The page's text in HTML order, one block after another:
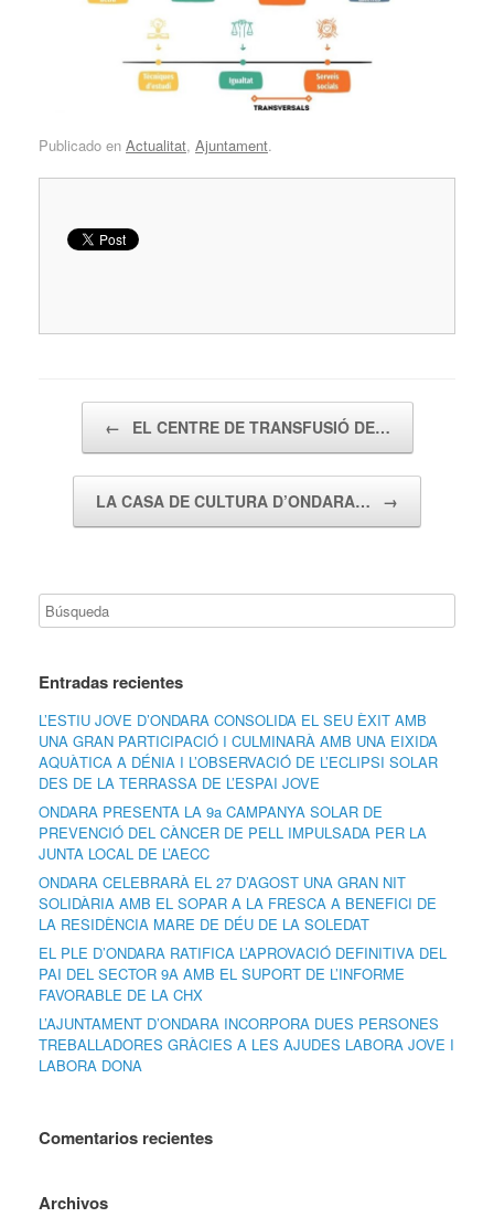
Publicado en Actualitat, Ajuntament.
← EL CENTRE DE TRANSFUSIÓ DE…
LA CASA DE CULTURA D’ONDARA… →
Entradas recientes
L’ESTIU JOVE D’ONDARA CONSOLIDA EL SEU ÈXIT AMB
UNA GRAN PARTICIPACIÓ I CULMINARÀ AMB UNA EIXIDA
AQUÀTICA A DÉNIA I L’OBSERVACIÓ DE L’ECLIPSI SOLAR
DES DE LA TERRASSA DE L’ESPAI JOVE
ONDARA PRESENTA LA 9a CAMPANYA SOLAR DE
PREVENCIÓ DEL CÀNCER DE PELL IMPULSADA PER LA
JUNTA LOCAL DE L’AECC
ONDARA CELEBRARÀ EL 27 D’AGOST UNA GRAN NIT
SOLIDÀRIA AMB EL SOPAR A LA FRESCA A BENEFICI DE
LA RESIDÈNCIA MARE DE DÉU DE LA SOLEDAT
EL PLE D’ONDARA RATIFICA L’APROVACIÓ DEFINITIVA DEL
PAI DEL SECTOR 9A AMB EL SUPORT DE L’INFORME
FAVORABLE DE LA CHX
L’AJUNTAMENT D’ONDARA INCORPORA DUES PERSONES
TREBALLADORES GRÀCIES A LES AJUDES LABORA JOVE I
LABORA DONA
Comentarios recientes
Archivos